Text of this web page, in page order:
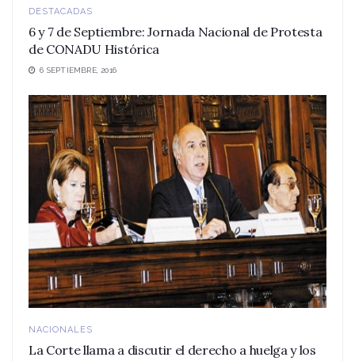
DESTACADAS
6 y 7 de Septiembre: Jornada Nacional de Protesta
de CONADU Histórica
6 SEPTIEMBRE, 2016
NACIONALES
La Corte llama a discutir el derecho a huelga y los